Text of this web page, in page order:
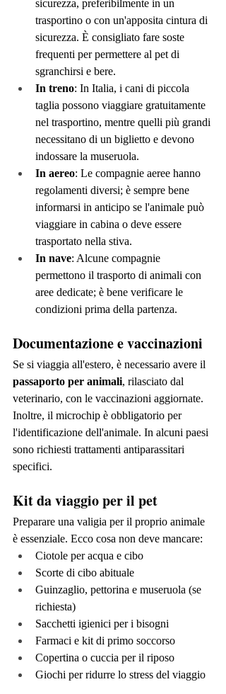
sicurezza, preferibilmente in un
trasportino o con un'apposita cintura di
sicurezza. È consigliato fare soste
frequenti per permettere al pet di
sgranchirsi e bere.
In treno: In Italia, i cani di piccola
taglia possono viaggiare gratuitamente
nel trasportino, mentre quelli più grandi
necessitano di un biglietto e devono
indossare la museruola.
In aereo: Le compagnie aeree hanno
regolamenti diversi; è sempre bene
informarsi in anticipo se l'animale può
viaggiare in cabina o deve essere
trasportato nella stiva.
In nave: Alcune compagnie
permettono il trasporto di animali con
aree dedicate; è bene verificare le
condizioni prima della partenza.
Documentazione e vaccinazioni
Se si viaggia all'estero, è necessario avere il
passaporto per animali, rilasciato dal
veterinario, con le vaccinazioni aggiornate.
Inoltre, il microchip è obbligatorio per
l'identificazione dell'animale. In alcuni paesi
sono richiesti trattamenti antiparassitari
specifici.
Kit da viaggio per il pet
Preparare una valigia per il proprio animale
è essenziale. Ecco cosa non deve mancare:
Ciotole per acqua e cibo
Scorte di cibo abituale
Guinzaglio, pettorina e museruola (se
richiesta)
Sacchetti igienici per i bisogni
Farmaci e kit di primo soccorso
Copertina o cuccia per il riposo
Giochi per ridurre lo stress del viaggio